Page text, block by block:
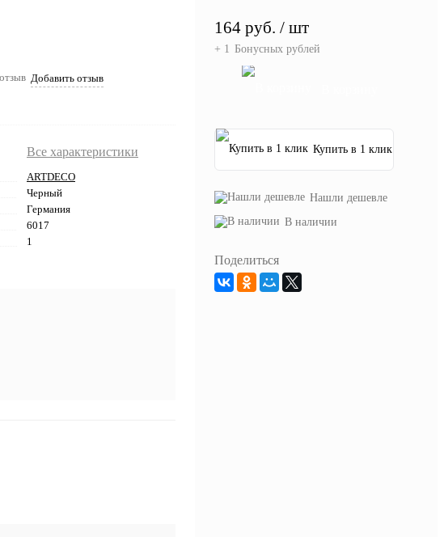
Добавить отзыв
Все характеристики
ARTDECO
Черный
Германия
6017
1
164 руб. / шт
+ 1 Бонусных рублей
Купить в 1 клик
Нашли дешевле
В наличии
Поделиться